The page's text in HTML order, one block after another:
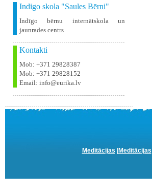
Indigo skola "Saules Bērni"
Indīgo bērnu internātskola un
jaunrades centrs
Kontakti
Mob: +371 29828387
Mob: +371 29828152
Email: info@eurika.lv
Meditācijas
Meditācijas